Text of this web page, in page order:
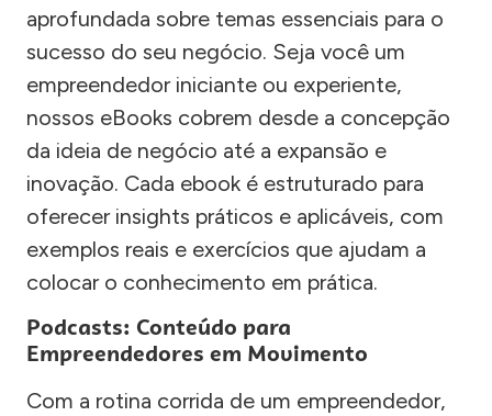
aprofundada sobre temas essenciais para o
sucesso do seu negócio. Seja você um
empreendedor iniciante ou experiente,
nossos eBooks cobrem desde a concepção
da ideia de negócio até a expansão e
inovação. Cada ebook é estruturado para
oferecer insights práticos e aplicáveis, com
exemplos reais e exercícios que ajudam a
colocar o conhecimento em prática.
Podcasts: Conteúdo para
Empreendedores em Movimento
Com a rotina corrida de um empreendedor,